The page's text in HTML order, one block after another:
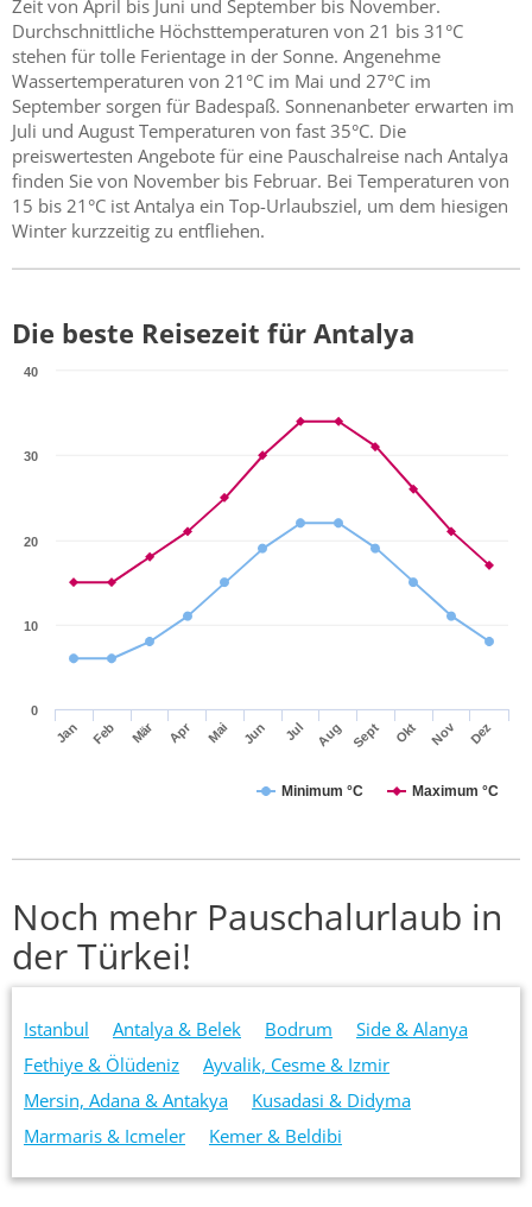
Zeit von April bis Juni und September bis November.
Durchschnittliche Höchsttemperaturen von 21 bis 31°C
stehen für tolle Ferientage in der Sonne. Angenehme
Wassertemperaturen von 21°C im Mai und 27°C im
September sorgen für Badespaß. Sonnenanbeter erwarten im
Juli und August Temperaturen von fast 35°C. Die
preiswertesten Angebote für eine Pauschalreise nach Antalya
finden Sie von November bis Februar. Bei Temperaturen von
15 bis 21°C ist Antalya ein Top-Urlaubsziel, um dem hiesigen
Winter kurzzeitig zu entfliehen.
Die beste Reisezeit für Antalya
Minimum °C Maximum °C
Jan Feb Mär Apr Mai Jun Jul Aug Sept Okt Nov Dez
0
10
20
30
40
Noch mehr Pauschalurlaub in
der Türkei!
Istanbul Antalya & Belek Bodrum
Side & Alanya
Fethiye & Ölüdeniz
Ayvalik, Cesme & Izmir
Mersin, Adana & Antakya
Kusadasi & Didyma
Marmaris & Icmeler
Kemer & Beldibi